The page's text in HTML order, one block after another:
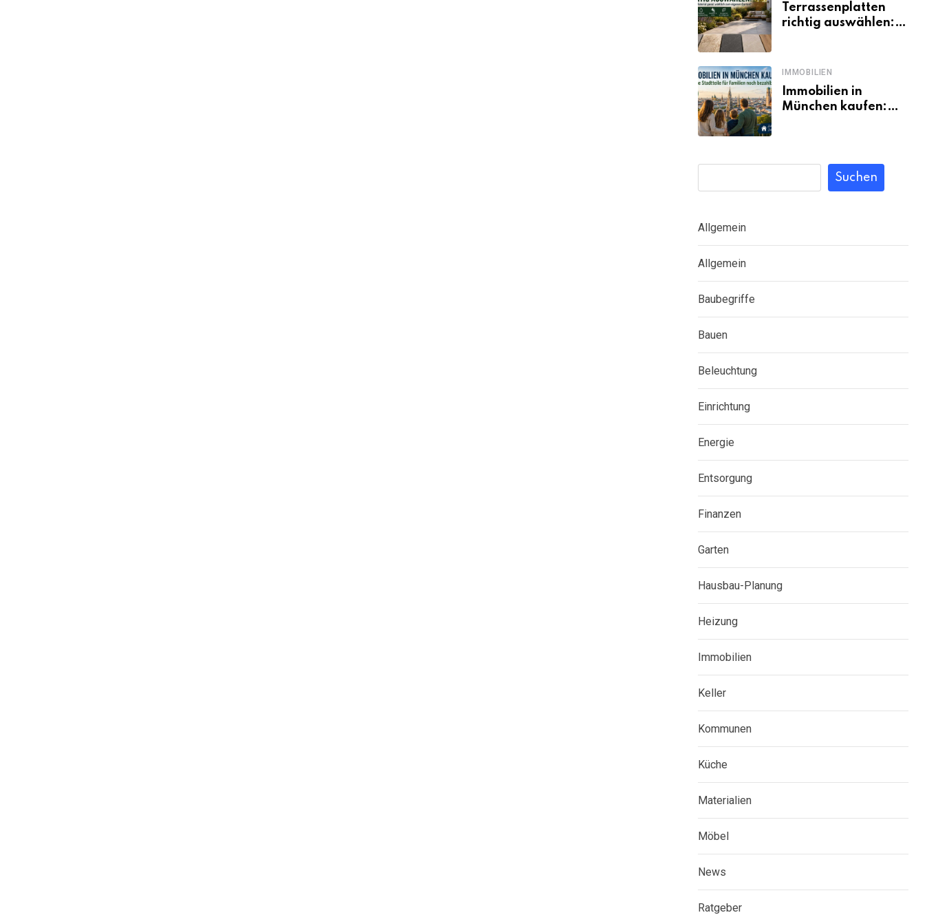
Terrassenplatten
richtig auswählen:
eigenen Garten?
IMMOBILIEN
Immobilien in
München kaufen:
Suchen
Allgemein
Allgemein
Baubegriffe
Bauen
Beleuchtung
Einrichtung
Energie
Entsorgung
Finanzen
Garten
Hausbau-Planung
Heizung
Immobilien
Keller
Kommunen
Küche
Materialien
Möbel
News
Ratgeber